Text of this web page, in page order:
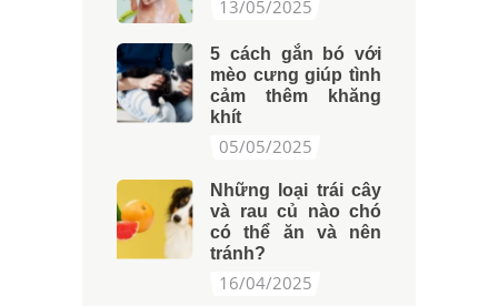
13/05/2025
5 cách gắn bó với
mèo cưng giúp tình
cảm thêm khăng
khít
05/05/2025
Những loại trái cây
và rau củ nào chó
có thể ăn và nên
tránh?
16/04/2025